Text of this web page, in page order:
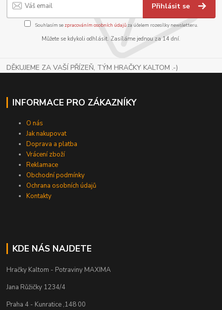
Přihlásit se
Souhlasím se zpracováním osobních údajůza účelem rozesílky newsletteru.
Můžete se kdykoli odhlásit. Zasíláme jednou za 14 dní.
DĚKUJEME ZA VAŠÍ PŘÍZEŇ, TÝM HRAČKY KALTOM .-)
INFORMACE PRO ZÁKAZNÍKY
O nás
Jak nakupovat
Doprava a platba
Vrácení zboží
Reklamace
Obchodní podmínky
Ochrana osobních údajů
Kontakty
KDE NÁS NAJDETE
Hračky Kaltom - Potraviny MAXIMA
Jana Růžičky 1234/4
Praha 4 - Kunratice ,148 00